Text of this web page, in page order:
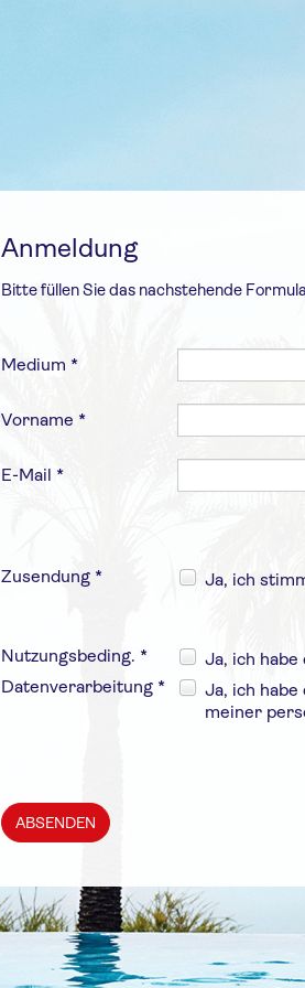
Anmeldung
Bitte füllen Sie das nachstehende
Medium *
Vorname *
E-Mail *
Zusendung * Ja, ich
Nutzungsbeding. * Ja, ich habe
Datenverarbeitung *
Ja, ich
meiner
ABSENDEN